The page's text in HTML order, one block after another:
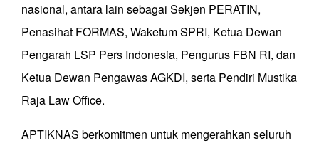
nasional, antara lain sebagai Sekjen PERATIN,
Penasihat FORMAS, Waketum SPRI, Ketua Dewan
Pengarah LSP Pers Indonesia, Pengurus FBN RI, dan
Ketua Dewan Pengawas AGKDI, serta Pendiri Mustika
Raja Law Office.
APTIKNAS berkomitmen untuk mengerahkan seluruh